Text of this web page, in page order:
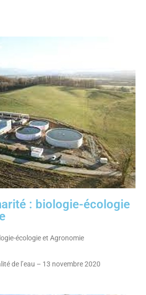
: biologie-écologie
écologie et Agronomie
de l’eau – 13 novembre 2020